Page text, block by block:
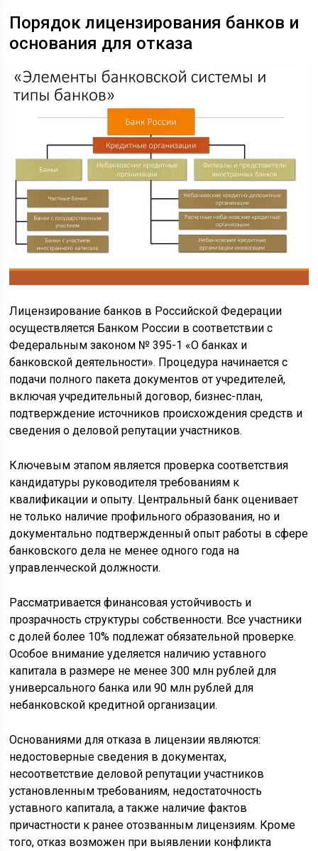
Порядок лицензирования банков и
основания для отказа
Лицензирование банков в Российской Федерации
осуществляется Банком России в соответствии с
Федеральным законом № 395-1 «О банках и
банковской деятельности». Процедура начинается с
подачи полного пакета документов от учредителей,
включая учредительный договор, бизнес-план,
подтверждение источников происхождения средств и
сведения о деловой репутации участников.
Ключевым этапом является проверка соответствия
кандидатуры руководителя требованиям к
квалификации и опыту. Центральный банк оценивает
не только наличие профильного образования, но и
документально подтвержденный опыт работы в сфере
банковского дела не менее одного года на
управленческой должности.
Рассматривается финансовая устойчивость и
прозрачность структуры собственности. Все участники
с долей более 10% подлежат обязательной проверке.
Особое внимание уделяется наличию уставного
капитала в размере не менее 300 млн рублей для
универсального банка или 90 млн рублей для
небанковской кредитной организации.
Основаниями для отказа в лицензии являются:
недостоверные сведения в документах,
несоответствие деловой репутации участников
установленным требованиям, недостаточность
уставного капитала, а также наличие фактов
причастности к ранее отозванным лицензиям. Кроме
того, отказ возможен при выявлении конфликта